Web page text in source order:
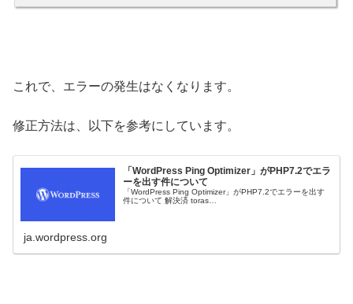
これで、エラーの発生はなくなります。
修正方法は、以下を参考にしています。
「WordPress Ping Optimizer」がPHP7.2でエラ
ーを出す件について
「WordPress Ping Optimizer」がPHP7.2でエラーを出す
件について 解決済 toras…
ja.wordpress.org